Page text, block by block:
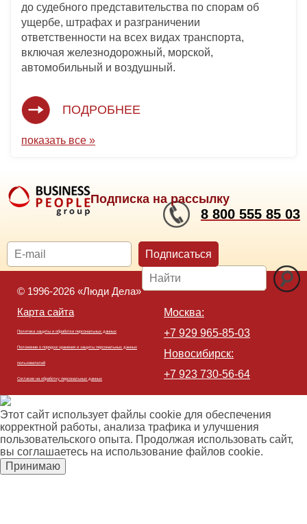
до судебного представительства по спорам об
ущербе, штрафах и разграничении
ответственности на всех видах транспорта,
включая железнодорожный, морской,
автомобильный и воздушный.
ПОДРОБНЕЕ
показать все »
Подписка на рассылку
8 800 555 85 03
Подписаться
© 1996-2026 «Люди Дела»
Карта сайта
Политика защиты и обработки персональных данных
Положение о порядке хранения и защиты персональных данных
пользователей
Согласие на обработку персональных данных
Москва:
+7 929 965-85-03
Новосибирск:
+7 923 730-56-64
Этот сайт использует файлы cookie для обеспечения
корректной работы, анализа трафика и улучшения
пользовательского опыта. Продолжая использовать сайт,
вы соглашаетесь на использование файлов cookie.
Принимаю